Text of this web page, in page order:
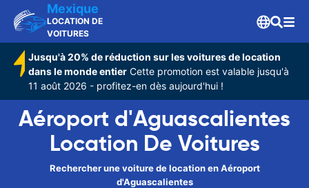
Mexique
LOCATION DE
VOITURES
Jusqu'à 20% de réduction sur les voitures de location
dans le monde entier Cette promotion est valable jusqu'à
11 août 2026 - profitez-en dès aujourd'hui !
Aéroport d'Aguascalientes
Location De Voitures
Rechercher une voiture de location en Aéroport
d'Aguascalientes